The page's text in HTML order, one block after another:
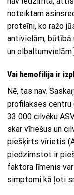
noteiktam
proteīni, ko ražo
antivielām, būtībā
un
Vai hemofilija ir
Nē, tas nav.
profilakses centru
33 000 cilvēku
skar vīriešus un
piešķirts vīrietis
piedzimstot ir
faktora līmenis
simptomi kā ļoti